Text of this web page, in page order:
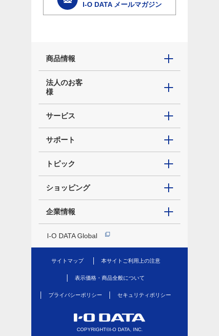
I-O DATA メールマガジン
商品情報
法人のお客
様
サービス
サポート
トピック
ショッピング
企業情報
I-O DATA Global
サイトマップ 本サイトご利用上の注意
表示価格・商品全般について
プライバシーポリシー セキュリティポリシー
COPYRIGHT©I-O DATA, INC.